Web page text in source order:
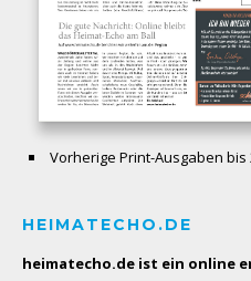
Vorherige Print-Ausgaben bis
HEIMATECHO.DE
heimatecho.de ist ein online